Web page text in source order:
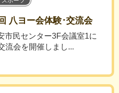
八ヨー会体験･交流会
市民センター3F会議室1に
流会を開催しまし...